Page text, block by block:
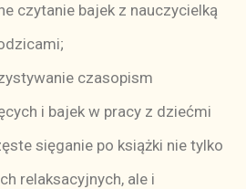
czytanie bajek z nauczycielką
czasopism
i bajek w pracy z dziećmi
sięganie po książki nie tylko
relaksacyjnych, ale i